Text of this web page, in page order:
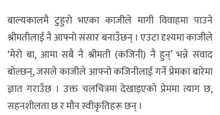
बाल्यकालमै टुहुरो भएका काजीले मागी विवाहमा पाउने
श्रीमतीलाई नै आफ्नो संसार बनाउँछन् । एउटा दृश्यमा काजीले
‘मेरो बा, आमा सबै नै श्रीमती (कजिनी) नै हुन्’ भन्ने संवाद
बोल्छन्, जसले काजीले आफ्नो कजिनीलाई गर्ने प्रेमका बारेमा
ज्ञात गराउँछ । उक्त चलचित्रमा देखाइएको प्रेममा त्याग छ,
सहनशीलता छ र मौन स्वीकृतिहरू छन् ।